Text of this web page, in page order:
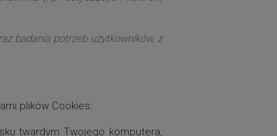
badania potrzeb użytkowników, z
plików Cookies:
twardym Twojego komputera,